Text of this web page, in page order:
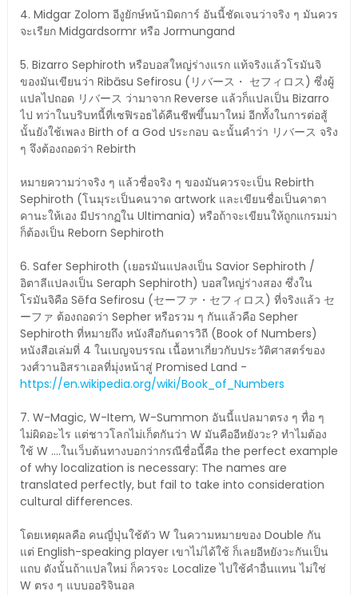
4. Midgar Zolom อีงูยักษ์หน้ามิดการ์ อันนี้ชัดเจนว่าจริง ๆ มันควร
จะเรียก Midgardsormr หรือ Jormungand
5. Bizarro Sephiroth หรือบอสใหญ่ร่างแรก แท้จริงแล้วโรมันจิ
ของมันเขียนว่า Ribāsu Sefirosu (リバース・ セフィロス) ซึ่งผู้
แปลไปถอด リバース ว่ามาจาก Reverse แล้วก็แปลเป็น Bizarro
ไป ทว่าในบริบทนี้ที่เซฟิรอธได้คืนชีพขึ้นมาใหม่ อีกทั้งในการต่อสู้
นั้นยังใช้เพลง Birth of a God ประกอบ ฉะนั้นคำว่า リバース จริง
ๆ จึงต้องถอดว่า Rebirth
หมายความว่าจริง ๆ แล้วชื่อจริง ๆ ของมันควรจะเป็น Rebirth
Sephiroth (โนมุระเป็นคนวาด artwork และเขียนชื่อเป็นคาตา
คานะให้เอง มีปรากฏใน Ultimania) หรือถ้าจะเขียนให้ถูกแกรมม่า
ก็ต้องเป็น Reborn Sephiroth
6. Safer Sephiroth (เยอรมันแปลงเป็น Savior Sephiroth /
อิตาลีแปลงเป็น Seraph Sephiroth) บอสใหญ่ร่างสอง ซึ่งใน
โรมันจิคือ Sēfa Sefirosu (セーファ・セフィロス) ที่จริงแล้ว セ
ーファ ต้องถอดว่า Sepher หรือรวม ๆ กันแล้วคือ Sepher
Sephiroth ที่หมายถึง หนังสือกันดารวิถี (Book of Numbers)
หนังสือเล่มที่ 4 ในเบญจบรรณ เนื้อหาเกี่ยวกับประวัติศาสตร์ของ
วงศ์วานอิสราเอลที่มุ่งหน้าสู่ Promised Land -
https://en.wikipedia.org/wiki/Book_of_Numbers
7. W-Magic, W-Item, W-Summon อันนี้แปลมาตรง ๆ ทื่อ ๆ
ไม่ผิดอะไร แต่ชาวโลกไม่เก็ตกันว่า W มันคืออีหยังวะ? ทำไมต้อง
ใช้ W ....ในเว็บต้นทางบอกว่ากรณีชื่อนี้คือ the perfect example
of why localization is necessary: The names are
translated perfectly, but fail to take into consideration
cultural differences.
โดยเหตุผลคือ คนญี่ปุ่นใช้ตัว W ในความหมายของ Double กัน
แต่ English-speaking player เขาไม่ได้ใช้ ก็เลยอีหยังวะกันเป็น
แถบ ดังนั้นถ้าแปลใหม่ ก็ควรจะ Localize ไปใช้คำอื่นแทน ไม่ใช่
W ตรง ๆ แบบออริจินอล